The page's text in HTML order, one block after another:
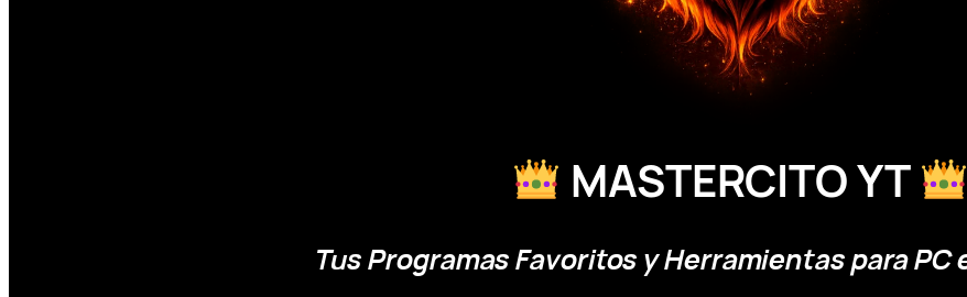
MASTERCITO YT
Tus Programas Favoritos y Herramientas para PC